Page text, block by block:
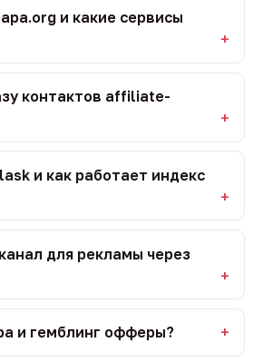
и какие сервисы
контактов affiliate-
и как работает индекс
для рекламы через
и гемблинг офферы?